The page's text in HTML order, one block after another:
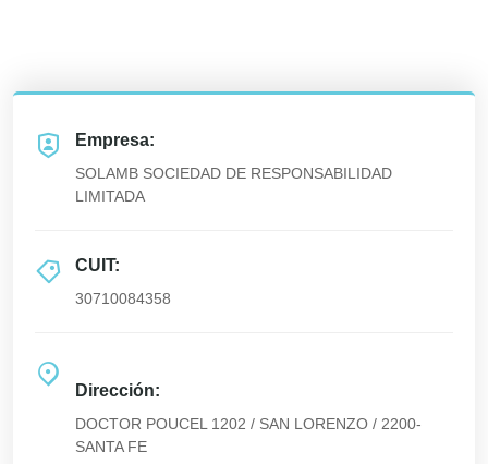
Empresa:
SOLAMB SOCIEDAD DE RESPONSABILIDAD
LIMITADA
CUIT:
30710084358
Dirección:
DOCTOR POUCEL 1202 / SAN LORENZO / 2200-
SANTA FE